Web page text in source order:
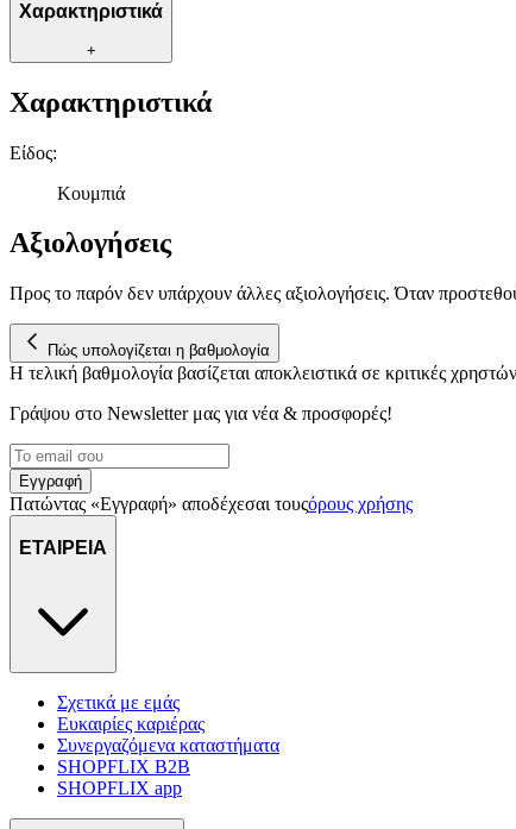
Χαρακτηριστικά
+
Χαρακτηριστικά
Είδος:
Κουμπιά
Αξιολογήσεις
Προς το παρόν δεν υπάρχουν άλλες αξιολογήσεις. Όταν
Πώς υπολογίζεται η βαθμολογία
Η τελική βαθμολογία βασίζεται αποκλειστικά σε κριτικές
Γράψου στο Νewsletter μας για νέα & προσφορές!
Εγγραφή
Πατώντας «Εγγραφή» αποδέχεσαι τουςόρους χρήσης
ΕΤΑΙΡΕΙΑ
Σχετικά με εμάς
Ευκαιρίες καριέρας
Συνεργαζόμενα καταστήματα
SHOPFLIX B2B
SHOPFLIX app